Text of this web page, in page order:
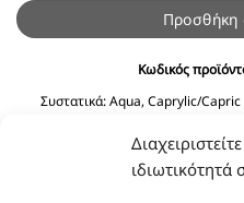
ιδιωτικότητά
Προσθήκη
Κωδικός
Συστατικά:Aqua, Caprylic/Capric
Amygdalus Dulcis Oil,
Olea Europaea Fruit Oil,
Urea, Polyquaternium-39,